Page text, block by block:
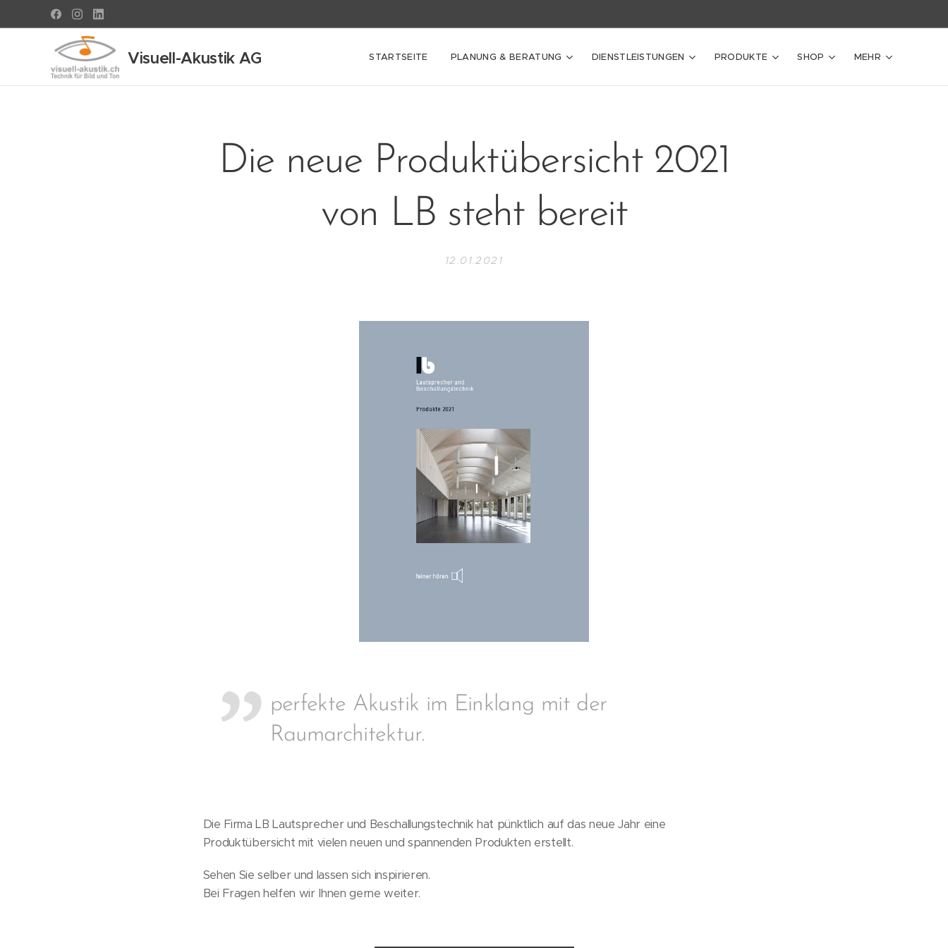
Visuell-Akustik AG STARTSEITE PLANUNG & BERATUNG DIENSTLEISTUNGEN PRODUKTE SHOP MEHR
Die neue Produktübersicht 2021
von LB steht bereit
12.01.2021
perfekte Akustik im Einklang mit der
Raumarchitektur.
Die Firma LB Lautsprecher und Beschallungstechnik hat pünktlich auf das neue Jahr eine
Produktübersicht mit vielen neuen und spannenden Produkten erstellt.
Sehen Sie selber und lassen sich inspirieren.
Bei Fragen helfen wir Ihnen gerne weiter.